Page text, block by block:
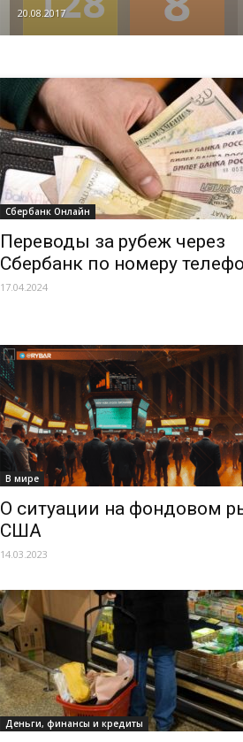
20.08.2017
Сбербанк Онлайн
Переводы за рубеж через
Сбербанк по номеру
17.04.2024
В мире
О ситуации на фондовом
США
14.03.2023
Деньги, финансы и кредиты